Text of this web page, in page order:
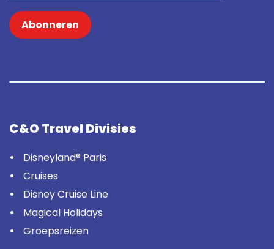
Abonneren
C&O Travel Divisies
Disneyland® Paris
Cruises
Disney Cruise Line
Magical Holidays
Groepsreizen